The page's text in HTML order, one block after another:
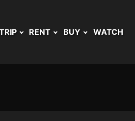
RENT BUY WATCH